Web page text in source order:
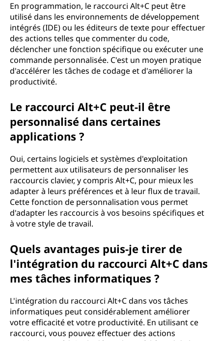
En programmation, le raccourci Alt+C peut être
utilisé dans les environnements de développement
intégrés (IDE) ou les éditeurs de texte pour effectuer
des actions telles que commenter du code,
déclencher une fonction spécifique ou exécuter une
commande personnalisée. C'est un moyen pratique
d'accélérer les tâches de codage et d'améliorer la
productivité.
Le raccourci Alt+C peut-il être
personnalisé dans certaines
applications ?
Oui, certains logiciels et systèmes d'exploitation
permettent aux utilisateurs de personnaliser les
raccourcis clavier, y compris Alt+C, pour mieux les
adapter à leurs préférences et à leur flux de travail.
Cette fonction de personnalisation vous permet
d'adapter les raccourcis à vos besoins spécifiques et
à votre style de travail.
Quels avantages puis-je tirer de
l'intégration du raccourci Alt+C dans
mes tâches informatiques ?
L'intégration du raccourci Alt+C dans vos tâches
informatiques peut considérablement améliorer
votre efficacité et votre productivité. En utilisant ce
raccourci, vous pouvez effectuer des actions